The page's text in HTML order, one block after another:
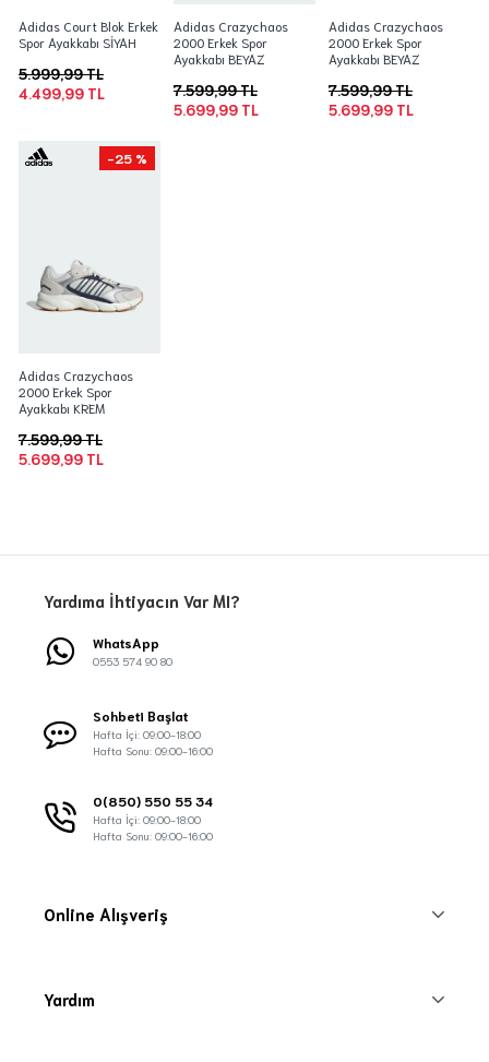
Adidas Court Blok Erkek
Spor Ayakkabı SİYAH
4.499,99 TL
5.999,99 TL
Adidas Crazychaos
2000 Erkek Spor
Ayakkabı BEYAZ
5.699,99 TL
7.599,99 TL
Adidas Crazychaos
2000 Erkek Spor
Ayakkabı BEYAZ
5.699,99 TL
7.599,99 TL
-25 %
Adidas Crazychaos
2000 Erkek Spor
Ayakkabı KREM
5.699,99 TL
7.599,99 TL
Yardıma İhtiyacın Var MI?
WhatsApp
0553 574 90 80
Sohbeti Başlat
Hafta İçi: 09:00-18:00
Hafta Sonu: 09:00-16:00
0(850) 550 55 34
Hafta İçi: 09:00-18:00
Hafta Sonu: 09:00-16:00
Online Alışveriş
Yardım